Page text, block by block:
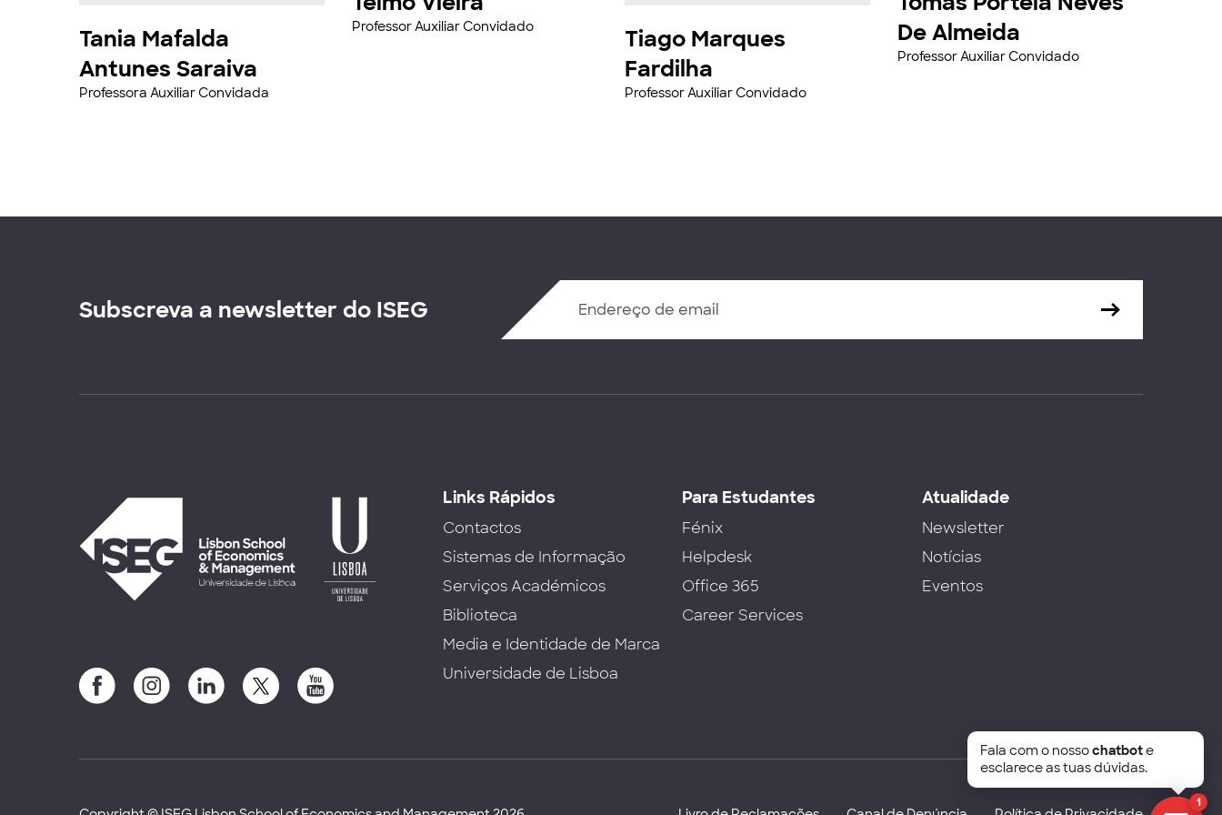
Tania Mafalda
Antunes Saraiva
Professora Auxiliar Convidada
Professor Auxiliar Convidado
Tiago Marques
Fardilha
Professor Auxiliar Convidado
De Almeida
Professor Auxiliar Convidado
Subscreva a newsletter do ISEG
Links Rápidos
Contactos
Sistemas de Informação
Serviços Académicos
Biblioteca
Media e Identidade de Marca
Universidade de Lisboa
Para Estudantes
Fénix
Helpdesk
Office 365
Career Services
Atualidade
Newsletter
Notícias
Eventos
1
Fala com o nossochatbote
esclarece as tuas dúvidas.